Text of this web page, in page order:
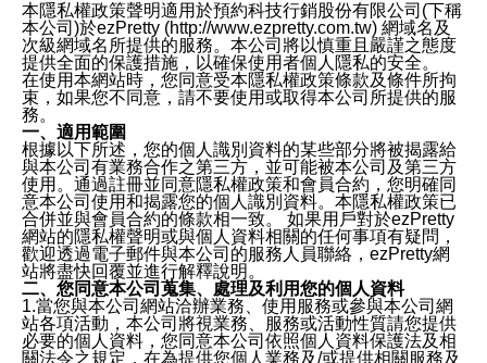
本隱私權政策聲明適用於預約科技行銷股份有限公司(下稱
本公司)於ezPretty (http://www.ezpretty.com.tw) 網域名及
次級網域名所提供的服務。本公司將以慎重且嚴謹之態度
提供全面的保護措施，以確保使用者個人隱私的安全。
在使用本網站時，您同意受本隱私權政策條款及條件所拘
束，如果您不同意，請不要使用或取得本公司所提供的服
務。
一、適用範圍
根據以下所述，您的個人識別資料的某些部分將被揭露給
與本公司有業務合作之第三方，並可能被本公司及第三方
使用。通過註冊並同意隱私權政策和會員合約，您明確同
意本公司使用和揭露您的個人識別資料。本隱私權政策已
合併並與會員合約的條款相一致。 如果用戶對於ezPretty
網站的隱私權聲明或與個人資料相關的任何事項有疑問，
歡迎透過電子郵件與本公司的服務人員聯絡，ezPretty網
站將盡快回覆並進行解釋說明。
二、您同意本公司蒐集、處理及利用您的個人資料
1.當您與本公司網站洽辦業務、使用服務或參與本公司網
站各項活動，本公司將視業務、服務或活動性質請您提供
必要的個人資料，您同意本公司依照個人資料保護法及相
關法令之規定，在為提供您個人業務及/或提供相關服務及